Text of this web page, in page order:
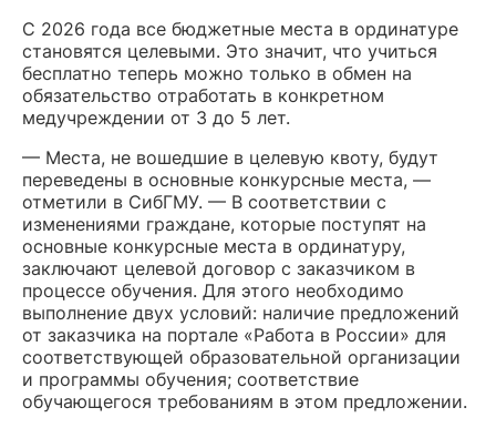
С 2026 года все бюджетные места в ординатуре
становятся целевыми. Это значит, что учиться
бесплатно теперь можно только в обмен на
обязательство отработать в конкретном
медучреждении от 3 до 5 лет.
— Места, не вошедшие в целевую квоту, будут
переведены в основные конкурсные места, —
отметили в СибГМУ. — В соответствии с
изменениями граждане, которые поступят на
основные конкурсные места в ординатуру,
заключают целевой договор с заказчиком в
процессе обучения. Для этого необходимо
выполнение двух условий: наличие предложений
от заказчика на портале «Работа в России» для
соответствующей образовательной организации
и программы обучения; соответствие
обучающегося требованиям в этом предложении.